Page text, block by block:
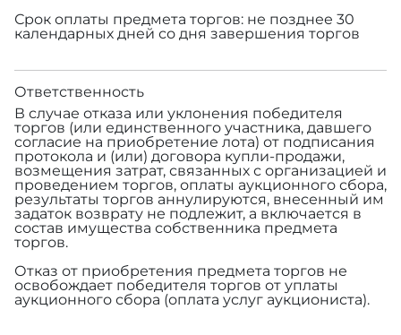
Срок оплаты предмета торгов: не позднее 30
календарных дней со дня завершения торгов
Ответственность
В случае отказа или уклонения победителя
торгов (или единственного участника, давшего
согласие на приобретение лота) от подписания
протокола и (или) договора купли-продажи,
возмещения затрат, связанных с организацией и
проведением торгов, оплаты аукционного сбора,
результаты торгов аннулируются, внесенный им
задаток возврату не подлежит, а включается в
состав имущества собственника предмета
торгов.
Отказ от приобретения предмета торгов не
освобождает победителя торгов от уплаты
аукционного сбора (оплата услуг аукциониста).